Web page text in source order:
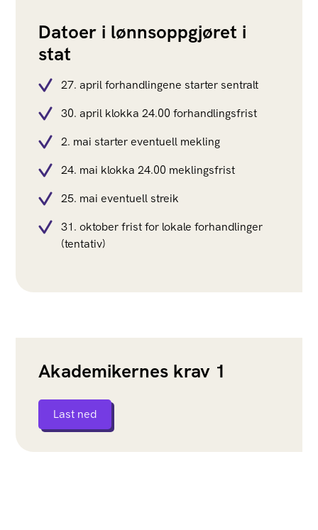
Datoer i lønnsoppgjøret i
stat
27. april forhandlingene starter sentralt
30. april klokka 24.00 forhandlingsfrist
2. mai starter eventuell mekling
24. mai klokka 24.00 meklingsfrist
25. mai eventuell streik
31. oktober frist for lokale forhandlinger
(tentativ)
Akademikernes krav 1
Last ned